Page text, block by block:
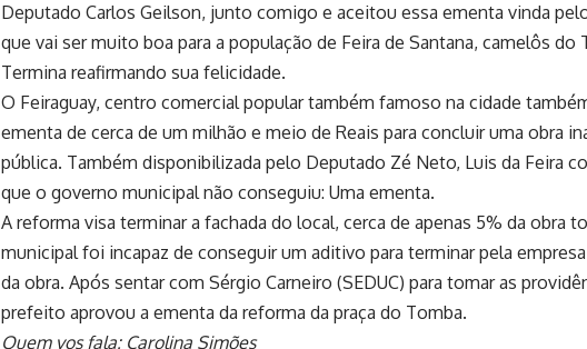
Deputado Carlos Geilson, junto comigo e aceitou essa ementa vinda
que vai ser muito boa para a população de Feira de Santana, camelôs do
Termina reafirmando sua felicidade.
O Feiraguay, centro comercial popular também famoso na cidade
ementa de cerca de um milhão e meio de Reais para concluir uma obra
pública. Também disponibilizada pelo Deputado Zé Neto, Luis da Feira
que o governo municipal não conseguiu: Uma ementa.
A reforma visa terminar a fachada do local, cerca de apenas 5% da obra
municipal foi incapaz de conseguir um aditivo para terminar pela
da obra. Após sentar com Sérgio Carneiro (SEDUC) para tomar as
prefeito aprovou a ementa da reforma da praça do Tomba.
Quem vos fala: Carolina Simões